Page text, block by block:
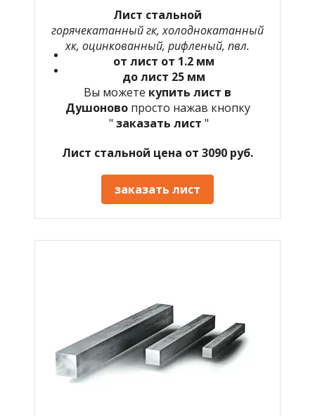
Лист стальной
горячекатанный гк, холоднокатанный
хк, оцинкованный, рифленый, пвл.
от лист от 1.2 мм
до лист 25 мм
Вы можете купить лист в
Душоново просто нажав кнопку
" заказать лист "
Лист стальной цена от 3090 руб.
заказать лист